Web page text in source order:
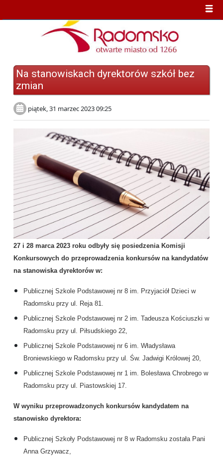
Na stanowiskach dyrektorów szkół bez
zmian
piątek, 31 marzec 2023 09:25
27 i 28 marca 2023 roku odbyły się posiedzenia Komisji
Konkursowych do przeprowadzenia konkursów na kandydatów
na stanowiska dyrektorów w:
Publicznej Szkole Podstawowej nr 8 im. Przyjaciół Dzieci w
Radomsku przy ul. Reja 81.
Publicznej Szkole Podstawowej nr 2 im. Tadeusza Kościuszki w
Radomsku przy ul. Piłsudskiego 22,
Publicznej Szkole Podstawowej nr 6 im. Władysława
Broniewskiego w Radomsku przy ul. Św. Jadwigi Królowej 20,
Publicznej Szkole Podstawowej nr 1 im. Bolesława Chrobrego w
Radomsku przy ul. Piastowskiej 17.
W wyniku przeprowadzonych konkursów kandydatem na
stanowisko dyrektora:
Publicznej Szkoły Podstawowej nr 8 w Radomsku została Pani
Anna Grzywacz,